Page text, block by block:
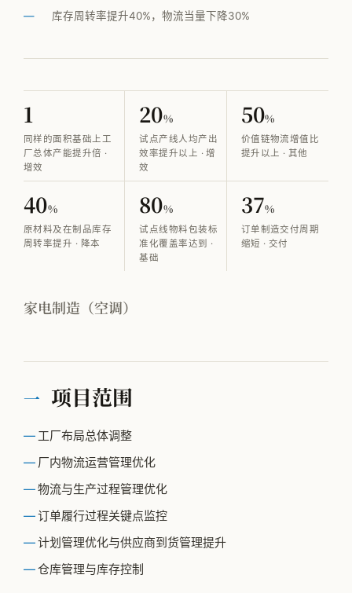
实战专题
工厂规划
MMOG/LE
公司简介
专家团队
新闻动态
加入我们
库存周转率提升40%，物流当量下降30%
1
同样的面积基础上工
厂总体产能提升倍 ·
增效
20%
试点产线人均产出
效率提升以上 · 增
效
50%
价值链物流增值比
提升以上 · 其他
40%
原材料及在制品库存
周转率提升 · 降本
80%
试点线物料包装标
准化覆盖率达到 ·
基础
37%
订单制造交付周期
缩短 · 交付
家电制造（空调）
一 项目范围
工厂布局总体调整
厂内物流运营管理优化
物流与生产过程管理优化
订单履行过程关键点监控
计划管理优化与供应商到货管理提升
仓库管理与库存控制